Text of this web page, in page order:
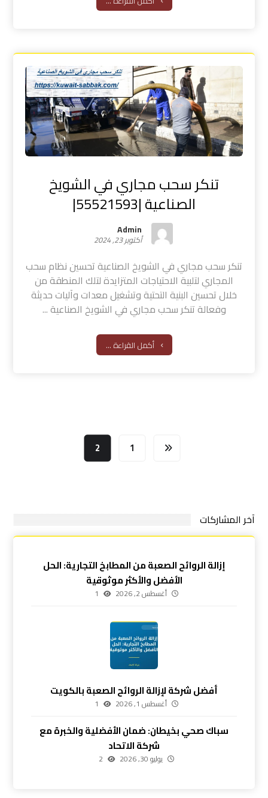
تنكر سحب مجاري في الشويخ
الصناعية |55521593|
Admin
أكتوبر 23, 2024
تنكر سحب مجاري في الشويخ الصناعية تحسين نظام سحب
المجاري لتلبية الاحتياجات المتزايدة لتلك المنطقة من
خلال تحسين البنية التحتية وتشغيل معدات وآليات حديثة
وفعالة تنكر سحب مجاري في الشويخ الصناعية ...
أكمل القراءة ...
1
2
آخر المشاركات
إزالة الروائح الصعبة من المطابخ التجارية: الحل
الأفضل والأكثر موثوقية
أغسطس 2, 2026 1
أفضل شركة لإزالة الروائح الصعبة بالكويت
أغسطس 1, 2026 1
سباك صحي بخيطان: ضمان الأفضلية والخبرة مع
شركة الاتحاد
يوليو 30, 2026 2